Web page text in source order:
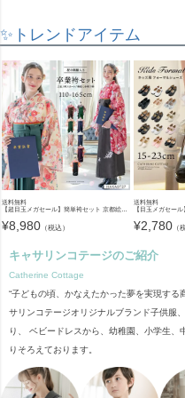
✨トレンドアイテム
送料無料
【超目玉メガセール】簡単袴セット 京都絵師描き下ろし新柄 2025年3月卒業 着付け かんたん袴 袴セット 小学校 卒業式 卒園式 女の子 袴 保育園 年長袴 簡単着付け 刺繍入り 和装 着物 七五三 [
¥8,980 （税込）
送料無料
【目玉メガセール】キッズ フォーマルシューズ 子供靴 フォーマルシュー
¥2,780 （
キャサリンコテージのご紹介
Catherine Cottage
“子どもの頃、かなえたかった夢を実現する
サリンコテージオリジナルブランド子供服
り、 ベビードレスから、幼稚園、小学生
りそろえております。